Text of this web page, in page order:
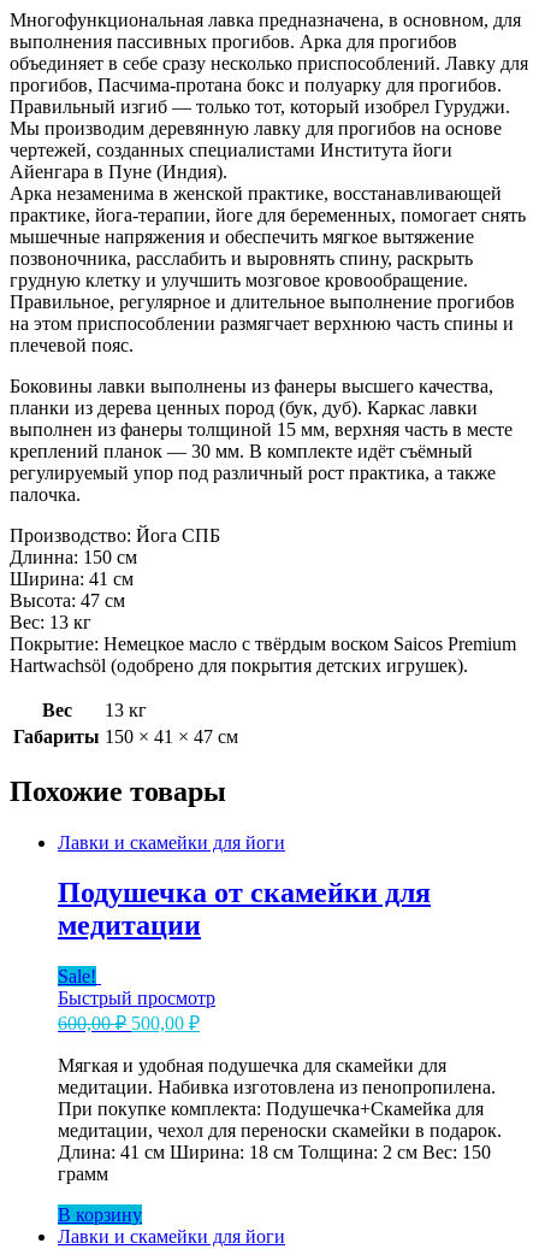
Многофункциональная лавка предназначена, в основном, для
выполнения пассивных прогибов. Арка для прогибов
объединяет в себе сразу несколько приспособлений. Лавку для
прогибов, Пасчима-протана бокс и полуарку для прогибов.
Правильный изгиб — только тот, который изобрел Гуруджи.
Мы производим деревянную лавку для прогибов на основе
чертежей, созданных специалистами Института йоги
Айенгара в Пуне (Индия).
Арка незаменима в женской практике, восстанавливающей
практике, йога-терапии, йоге для беременных, помогает снять
мышечные напряжения и обеспечить мягкое вытяжение
позвоночника, расслабить и выровнять спину, раскрыть
грудную клетку и улучшить мозговое кровообращение.
Правильное, регулярное и длительное выполнение прогибов
на этом приспособлении размягчает верхнюю часть спины и
плечевой пояс.
Боковины лавки выполнены из фанеры высшего качества,
планки из дерева ценных пород (бук, дуб). Каркас лавки
выполнен из фанеры толщиной 15 мм, верхняя часть в месте
креплений планок — 30 мм. В комплекте идёт съёмный
регулируемый упор под различный рост практика, а также
палочка.
Производство: Йога СПБ
Длинна: 150 см
Ширина: 41 см
Высота: 47 см
Вес: 13 кг
Покрытие: Немецкое масло с твёрдым воском Saicos Premium
Hartwachsöl (одобрено для покрытия детских игрушек).
Вес
13 кг
Габариты 150 × 41 × 47 см
Похожие товары
Лавки и скамейки для йоги
Подушечка от скамейки для
медитации
Sale!
Быстрый просмотр
600,00₽ Первоначальная
составляла
600,00 ₽.
500,00 ₽Текущая
500,00 ₽.
Мягкая и удобная подушечка для скамейки для
медитации. Набивка изготовлена из пенопропилена.
При покупке комплекта: Подушечка+Скамейка для
медитации, чехол для переноски скамейки в подарок.
Длина: 41 см Ширина: 18 см Толщина: 2 см Вес: 150
грамм
В корзину
Лавки и скамейки для йоги